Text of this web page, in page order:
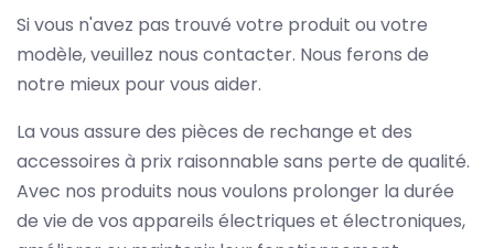
Si vous n'avez pas trouvé votre produit ou votre
modèle, veuillez nous contacter. Nous ferons de
notre mieux pour vous aider.
La vous assure des pièces de rechange et des
accessoires à prix raisonnable sans perte de qualité.
Avec nos produits nous voulons prolonger la durée
de vie de vos appareils électriques et électroniques,